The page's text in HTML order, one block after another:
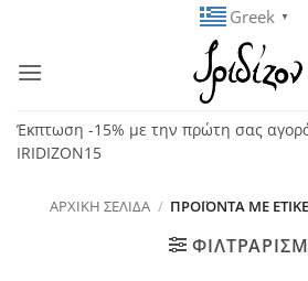
περιεχόμενο
Greek ▼
Έκπτωση -15% με την πρώτη σας
IRIDIZON15
ΑΡΧΙΚΉ ΣΕΛΊΔΑ / ΠΡΟΪΌΝΤΑ ΜΕ